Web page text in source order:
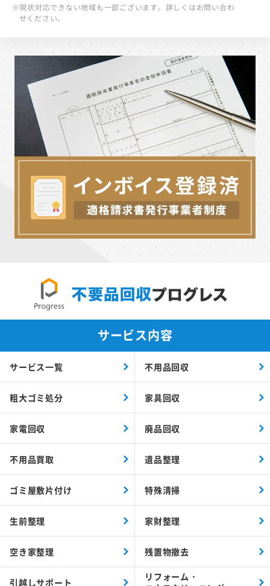
※現状対応できない地域も一部ございます。詳しくはお問い合わ
せください。
サービス内容
サービス一覧 不用品回収
粗大ゴミ処分 家具回収
家電回収 廃品回収
不用品買取 遺品整理
ゴミ屋敷片付け 特殊清掃
生前整理 家財整理
空き家整理 残置物撤去
引越しサポート
リフォーム・